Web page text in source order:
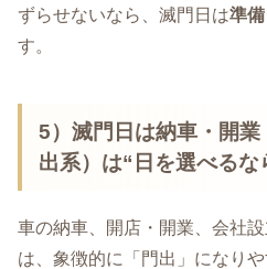
ずらせないなら、滅門日は準
す。
5）滅門日は納車・開業
出系）は“日を選べるな
車の納車、開店・開業、会社
は、象徴的に「門出」になり